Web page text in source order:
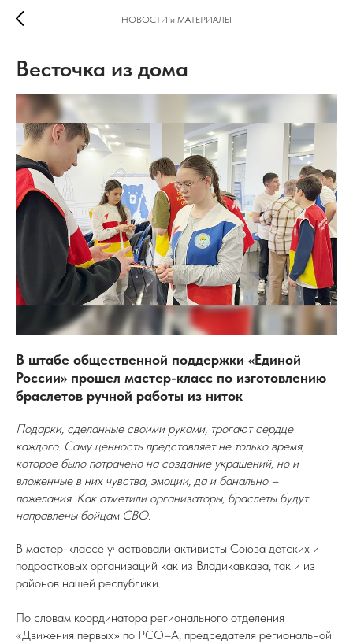
НОВОСТИ и МАТЕРИАЛЫ
Весточка из дома
В штабе общественной поддержки «Единой
России» прошел мастер-класс по изготовлению
браслетов ручной работы из ниток
Подарки, сделанные своими руками, трогают сердце
каждого. Саму ценность представляет не только время,
которое было потрачено на создание украшений, но и
вложенные в них чувства, эмоции, да и банально –
пожелания. Как отметили организаторы, браслеты будут
направлены бойцам СВО.
В мастер-классе участвовали активисты Союза детских и
подростковых организаций как из Владикавказа, так и из
районов нашей республики.
По словам координатора регионального отделения
«Движения первых» по РСО–А, председателя региональной